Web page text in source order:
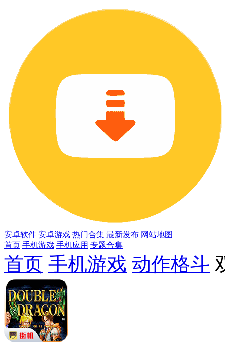
安卓软件 安卓游戏 热门合集 最新发布 网站地图
首页 手机游戏 手机应用 专题合集
首页 手机游戏 动作格斗